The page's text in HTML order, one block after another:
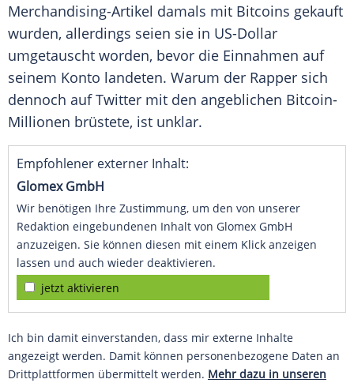
Merchandising-Artikel damals mit Bitcoins gekauft
wurden, allerdings seien sie in US-Dollar
umgetauscht worden, bevor die Einnahmen auf
seinem Konto landeten. Warum der Rapper sich
dennoch auf Twitter mit den angeblichen Bitcoin-
Millionen brüstete, ist unklar.
Empfohlener externer Inhalt:
Glomex GmbH
Wir benötigen Ihre Zustimmung, um den von unserer
Redaktion eingebundenen Inhalt von Glomex GmbH
anzuzeigen. Sie können diesen mit einem Klick anzeigen
lassen und auch wieder deaktivieren.
jetzt aktivieren
Ich bin damit einverstanden, dass mir externe Inhalte
angezeigt werden. Damit können personenbezogene Daten an
Drittplattformen übermittelt werden. Mehr dazu in unseren